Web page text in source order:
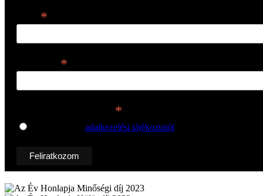
*
*
*
adatkezelési tájékoztatót